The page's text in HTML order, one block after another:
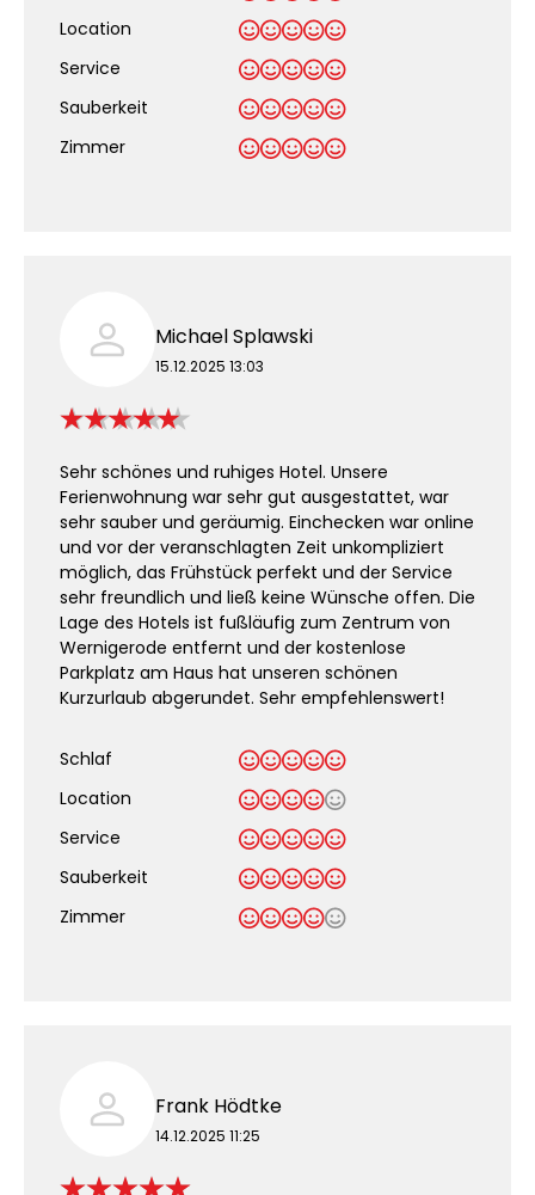
Location
Service
Sauberkeit
Zimmer
Michael Splawski
15.12.2025 13:03
Sehr schönes und ruhiges Hotel. Unsere
Ferienwohnung war sehr gut ausgestattet, war
sehr sauber und geräumig. Einchecken war online
und vor der veranschlagten Zeit unkompliziert
möglich, das Frühstück perfekt und der Service
sehr freundlich und ließ keine Wünsche offen. Die
Lage des Hotels ist fußläufig zum Zentrum von
Wernigerode entfernt und der kostenlose
Parkplatz am Haus hat unseren schönen
Kurzurlaub abgerundet. Sehr empfehlenswert!
Schlaf
Location
Service
Sauberkeit
Zimmer
Frank Hödtke
14.12.2025 11:25